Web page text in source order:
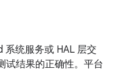
系统服务或 HAL 层交
试结果的正确性。平台